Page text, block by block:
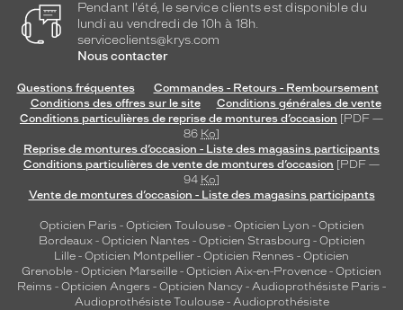
Pendant l'été, le service clients est disponible du
lundi au vendredi de 10h à 18h.
serviceclients@krys.com
Nous contacter
Questions fréquentes
Commandes - Retours - Remboursement
Conditions des offres sur le site
Conditions générales de vente
Conditions particulières de reprise de montures d’occasion [PDF —
86 Ko]
Reprise de montures d’occasion - Liste des magasins participants
Conditions particulières de vente de montures d’occasion [PDF —
94 Ko]
Vente de montures d’occasion - Liste des magasins participants
Opticien Paris - Opticien Toulouse- Opticien Lyon - Opticien
Bordeaux- Opticien Nantes - Opticien Strasbourg - Opticien
Lille - Opticien Montpellier - Opticien Rennes - Opticien
Grenoble - Opticien Marseille - Opticien Aix-en-Provence - Opticien
Reims - Opticien Angers - Opticien Nancy - Audioprothésiste Paris -
Audioprothésiste Toulouse- Audioprothésiste